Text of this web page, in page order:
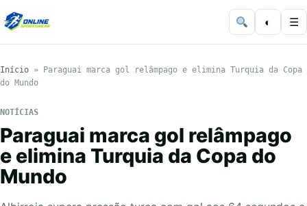
◐ ☰
Início »
Paraguai marca gol relâmpago e elimina Turquia da Copa
do Mundo
NOTÍCIAS
Paraguai marca gol relâmpago
e elimina Turquia da Copa do
Mundo